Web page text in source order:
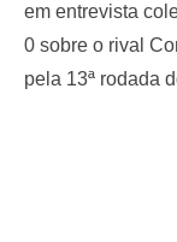
em entrevista
0 sobre o rival
pela 13ª rodada